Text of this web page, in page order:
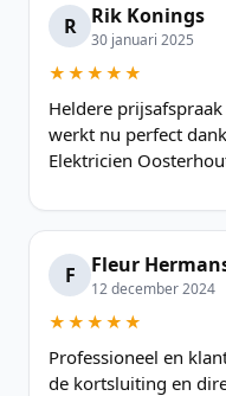
R Rik Konings
30 januari 2025
★★★★★
Heldere
werkt nu perfect
Elektricien
F Fleur
12 december 2024
★★★★★
Professioneel en
de kortsluiting en